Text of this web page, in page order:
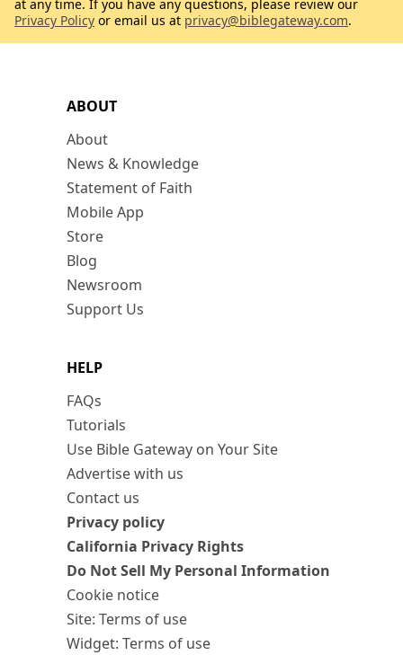
ABOUT
About
News & Knowledge
Statement of Faith
Mobile App
Store
Blog
Newsroom
Support Us
HELP
FAQs
Tutorials
Use Bible Gateway on Your Site
Advertise with us
Contact us
Privacy policy
California Privacy Rights
Do Not Sell My Personal Information
Cookie notice
Site: Terms of use
Widget: Terms of use
at any time. If you have any questions, please review our
Privacy Policy or email us at privacy@biblegateway.com.